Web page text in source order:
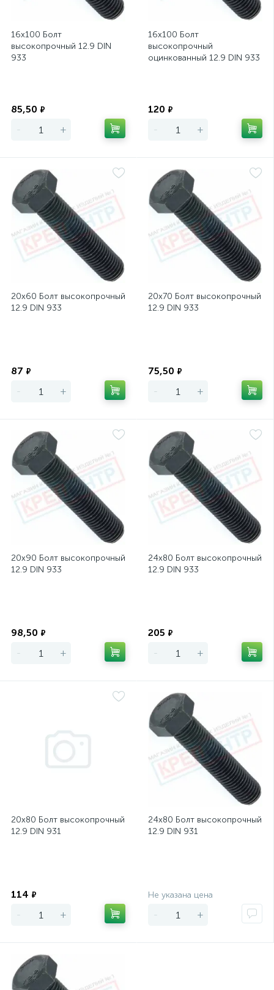
16х100 Болт
высокопрочный 12.9 DIN
933
85,50 ₽
- +
16х100 Болт
высокопрочный
оцинкованный 12.9 DIN 933
120 ₽
- +
20х60 Болт высокопрочный
12.9 DIN 933
87 ₽
- +
20х70 Болт высокопрочный
12.9 DIN 933
75,50 ₽
- +
20х90 Болт высокопрочный
12.9 DIN 933
98,50 ₽
- +
24х80 Болт высокопрочный
12.9 DIN 933
205 ₽
- +
20х80 Болт высокопрочный
12.9 DIN 931
114 ₽
- +
24х80 Болт высокопрочный
12.9 DIN 931
Не указана цена
- +